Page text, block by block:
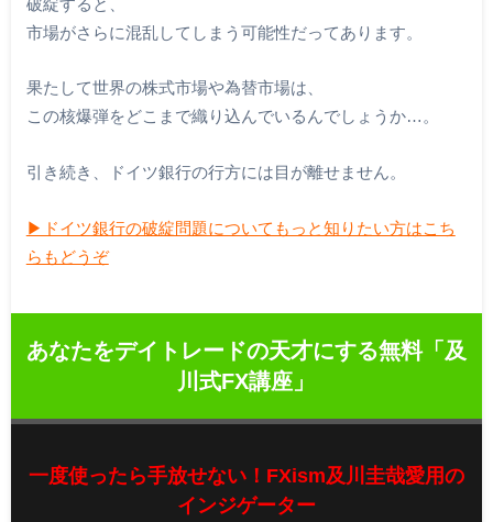
破綻すると、
市場がさらに混乱してしまう可能性だってあります。
果たして世界の株式市場や為替市場は、
この核爆弾をどこまで織り込んでいるんでしょうか…。
引き続き、ドイツ銀行の行方には目が離せません。
▶︎ドイツ銀行の破綻問題についてもっと知りたい方はこち
らもどうぞ
あなたをデイトレードの天才にする無料「及
川式FX講座」
一度使ったら手放せない！FXism及川圭哉愛用の
インジゲーター